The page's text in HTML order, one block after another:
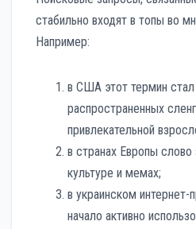
стабильно входят в топы во
Например:
в США этот термин
распространенных
привлекательной
в странах Европы слово
культуре и мемах;
в украинском интернет-
начало активно